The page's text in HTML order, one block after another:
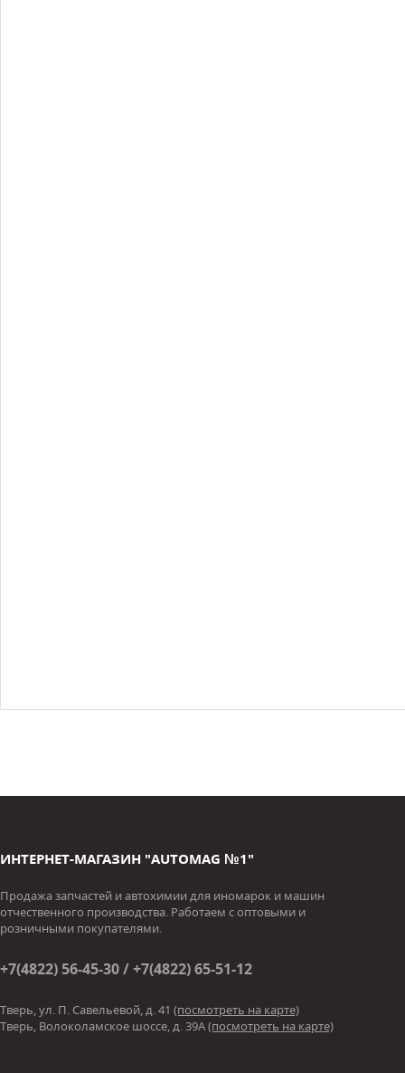
ИНТЕРНЕТ-МАГАЗИН "AUTOMAG №1"
Продажа запчастей и автохимии для иномарок и машин
отчественного производства. Работаем с оптовыми и
розничными покупателями.
+7(4822) 56-45-30 / +7(4822) 65-51-12
Тверь, ул. П. Савельевой, д. 41 (посмотреть на карте)
Тверь, Волоколамское шоссе, д. 39А(посмотреть на карте)